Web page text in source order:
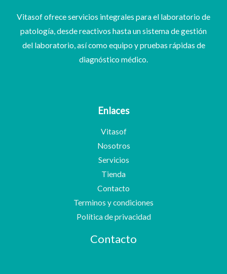
Vitasof ofrece servicios integrales para el laboratorio de
patología, desde reactivos hasta un sistema de gestión
del laboratorio, así como equipo y pruebas rápidas de
diagnóstico médico.
Enlaces
Vitasof
Nosotros
Servicios
Tienda
Contacto
Terminos y condiciones
Política de privacidad
Contacto